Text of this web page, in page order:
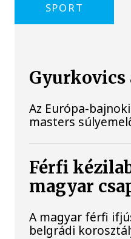
SPORT
Gyurkovics
Az Európa-
masters
Férfi
magyar
A magyar férfi
belgrádi